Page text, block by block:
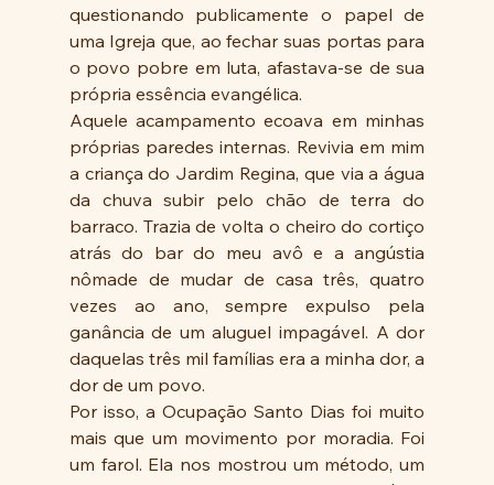
questionando publicamente o papel de
uma Igreja que, ao fechar suas portas para
o povo pobre em luta, afastava-se de sua
própria essência evangélica.
Aquele acampamento ecoava em minhas
próprias paredes internas. Revivia em mim
a criança do Jardim Regina, que via a água
da chuva subir pelo chão de terra do
barraco. Trazia de volta o cheiro do cortiço
atrás do bar do meu avô e a angústia
nômade de mudar de casa três, quatro
vezes ao ano, sempre expulso pela
ganância de um aluguel impagável. A dor
daquelas três mil famílias era a minha dor, a
dor de um povo.
Por isso, a Ocupação Santo Dias foi muito
mais que um movimento por moradia. Foi
um farol. Ela nos mostrou um método, um